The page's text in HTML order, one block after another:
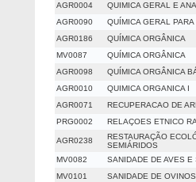
AGR0004
QUIMICA GERAL E
AGR0090
QUÍMICA GERAL
AGR0186
QUÍMICA ORGÂNICA
MV0087
QUÍMICA ORGÂNICA
AGR0098
QUÍMICA ORGÂNICA
AGR0010
QUIMICA ORGANICA I
AGR0071
RECUPERACAO DE
PRG0002
RELAÇOES ETNICO
AGR0238
RESTAURAÇÃO
SEMIÁRIDOS
MV0082
SANIDADE DE AVES E
MV0101
SANIDADE DE